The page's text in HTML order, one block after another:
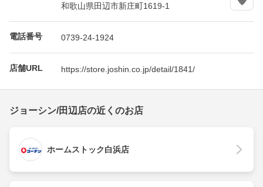
和歌山県田辺市新庄町1619-1
電話番号 0739-24-1924
店舗URL https://store.joshin.co.jp/detail/1841/
ジョーシン/田辺店の近くのお店
ホームストック白浜店